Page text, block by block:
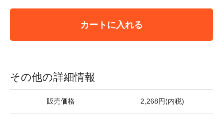
カートに入れる
その他の詳細情報
販売価格 2,268円(内税)